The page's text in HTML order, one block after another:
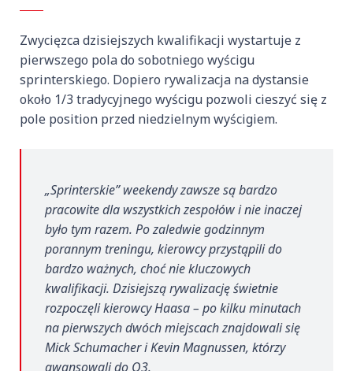
Zwycięzca dzisiejszych kwalifikacji wystartuje z
pierwszego pola do sobotniego wyścigu
sprinterskiego. Dopiero rywalizacja na dystansie
około 1/3 tradycyjnego wyścigu pozwoli cieszyć się z
pole position przed niedzielnym wyścigiem.
„Sprinterskie” weekendy zawsze są bardzo
pracowite dla wszystkich zespołów i nie inaczej
było tym razem. Po zaledwie godzinnym
porannym treningu, kierowcy przystąpili do
bardzo ważnych, choć nie kluczowych
kwalifikacji. Dzisiejszą rywalizację świetnie
rozpoczęli kierowcy Haasa – po kilku minutach
na pierwszych dwóch miejscach znajdowali się
Mick Schumacher i Kevin Magnussen, którzy
awansowali do Q3.